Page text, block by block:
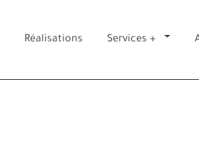
Réalisations Services +